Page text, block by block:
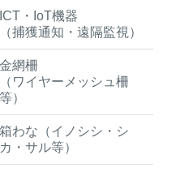
ICT・IoT機器
（捕獲通知・遠隔監視）
金網柵
（ワイヤーメッシュ柵
等）
箱わな（イノシシ・シ
カ・サル等）